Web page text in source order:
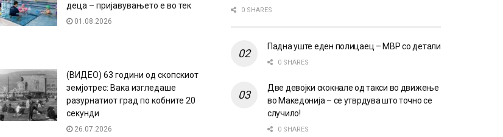
деца – пријавувањето е во тек
01.08.2026
(ВИДЕО) 63 години од скопскиот
земјотрес: Вака изгледаше
разурнатиот град по кобните 20
секунди
26.07.2026
0 SHARES
Падна уште еден полицаец – МВР со детали
0 SHARES
Две девојки скокнале од такси во движење
во Македонија – се утврдува што точно се
случило!
0 SHARES